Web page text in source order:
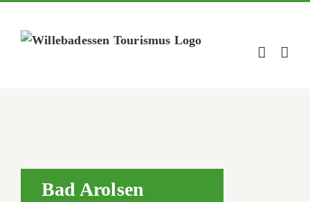
Inhalt
springen
Bad Arolsen